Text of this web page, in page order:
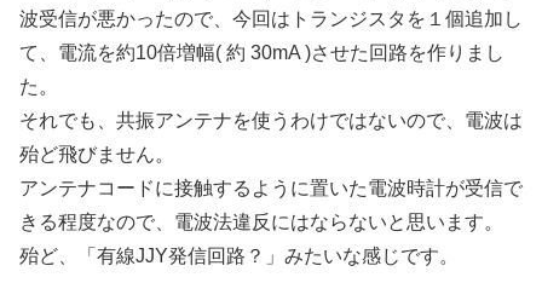
波受信が悪かったので、今回はトランジスタを１個追加し
て、電流を約10倍増幅( 約 30mA )させた回路を作りまし
た。
それでも、共振アンテナを使うわけではないので、電波は
殆ど飛びません。
アンテナコードに接触するように置いた電波時計が受信で
きる程度なので、電波法違反にはならないと思います。
殆ど、「有線JJY発信回路？」みたいな感じです。